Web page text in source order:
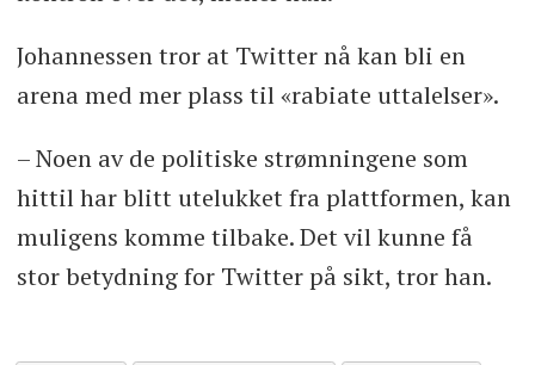
Johannessen tror at Twitter nå kan bli en
arena med mer plass til «rabiate uttalelser».
– Noen av de politiske strømningene som
hittil har blitt utelukket fra plattformen, kan
muligens komme tilbake. Det vil kunne få
stor betydning for Twitter på sikt, tror han.